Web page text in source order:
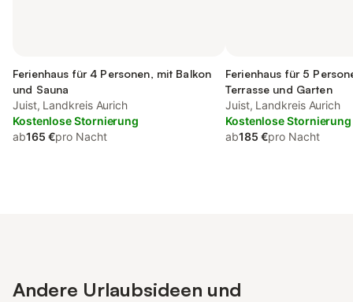
Ferienhaus für 4 Personen, mit Balkon
und Sauna
Juist, Landkreis Aurich
Kostenlose Stornierung
ab165 €pro Nacht
Ferienhaus für 5
Terrasse und Garten
Juist, Landkreis Aurich
Kostenlose Stornierung
ab185 €pro Nacht
Andere Urlaubsideen und